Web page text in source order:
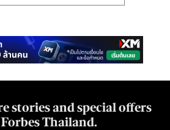
stories and special offers
Thailand.